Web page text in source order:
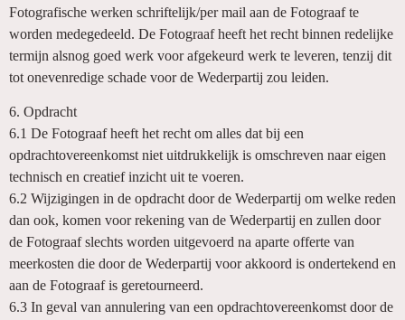
Fotografische werken schriftelijk/per mail aan de Fotograaf te
worden medegedeeld. De Fotograaf heeft het recht binnen redelijke
termijn alsnog goed werk voor afgekeurd werk te leveren, tenzij dit
tot onevenredige schade voor de Wederpartij zou leiden.
6. Opdracht
6.1 De Fotograaf heeft het recht om alles dat bij een
opdrachtovereenkomst niet uitdrukkelijk is omschreven naar eigen
technisch en creatief inzicht uit te voeren.
6.2 Wijzigingen in de opdracht door de Wederpartij om welke reden
dan ook, komen voor rekening van de Wederpartij en zullen door
de Fotograaf slechts worden uitgevoerd na aparte offerte van
meerkosten die door de Wederpartij voor akkoord is ondertekend en
aan de Fotograaf is geretourneerd.
6.3 In geval van annulering van een opdrachtovereenkomst door de